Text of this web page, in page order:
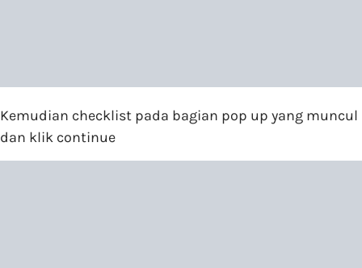
Kemudian checklist pada bagian pop up yang muncul
dan klik continue